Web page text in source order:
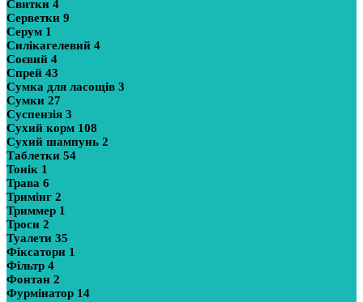
Свитки 4
Серветки 9
Серум 1
Силікагелевий 4
Соєвий 4
Спрей 43
Сумка для ласощів 3
Сумки 27
Суспензія 3
Сухий корм 108
Сухий шампунь 2
Таблетки 54
Тонік 1
Трава 6
Тримінг 2
Триммер 1
Троси 2
Туалети 35
Фіксатори 1
Фільтр 4
Фонтан 2
Фурмінатор 14